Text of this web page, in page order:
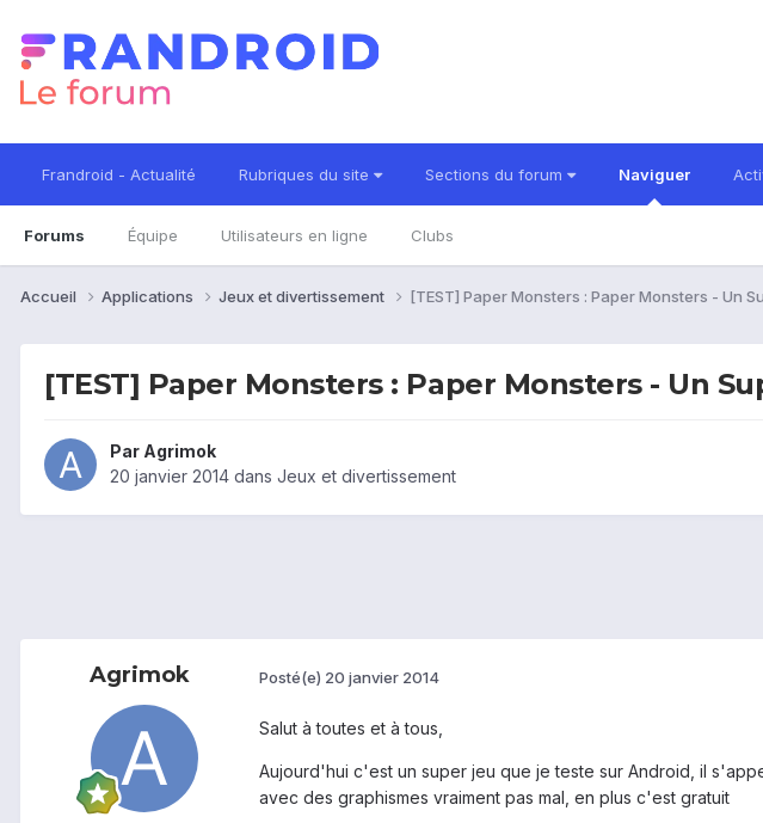
Frandroid - Actualité Rubriques du site Sections du forum Naviguer
Forums Équipe Utilisateurs en ligne Clubs
Accueil Applications Jeux et divertissement [TEST] Paper Monsters : Paper Monsters - Un
[TEST] Paper Monsters : Paper Monsters - Un
Par Agrimok
20 janvier 2014 dans Jeux et divertissement
Agrimok Posté(e) 20 janvier 2014
Salut à toutes et à tous,
Aujourd'hui c'est un super jeu que je teste sur Android, il
avec des graphismes vraiment pas mal, en plus c'est gratuit